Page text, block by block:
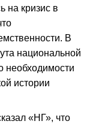
на кризис в
В
национальной
необходимости
истории
«НГ», что